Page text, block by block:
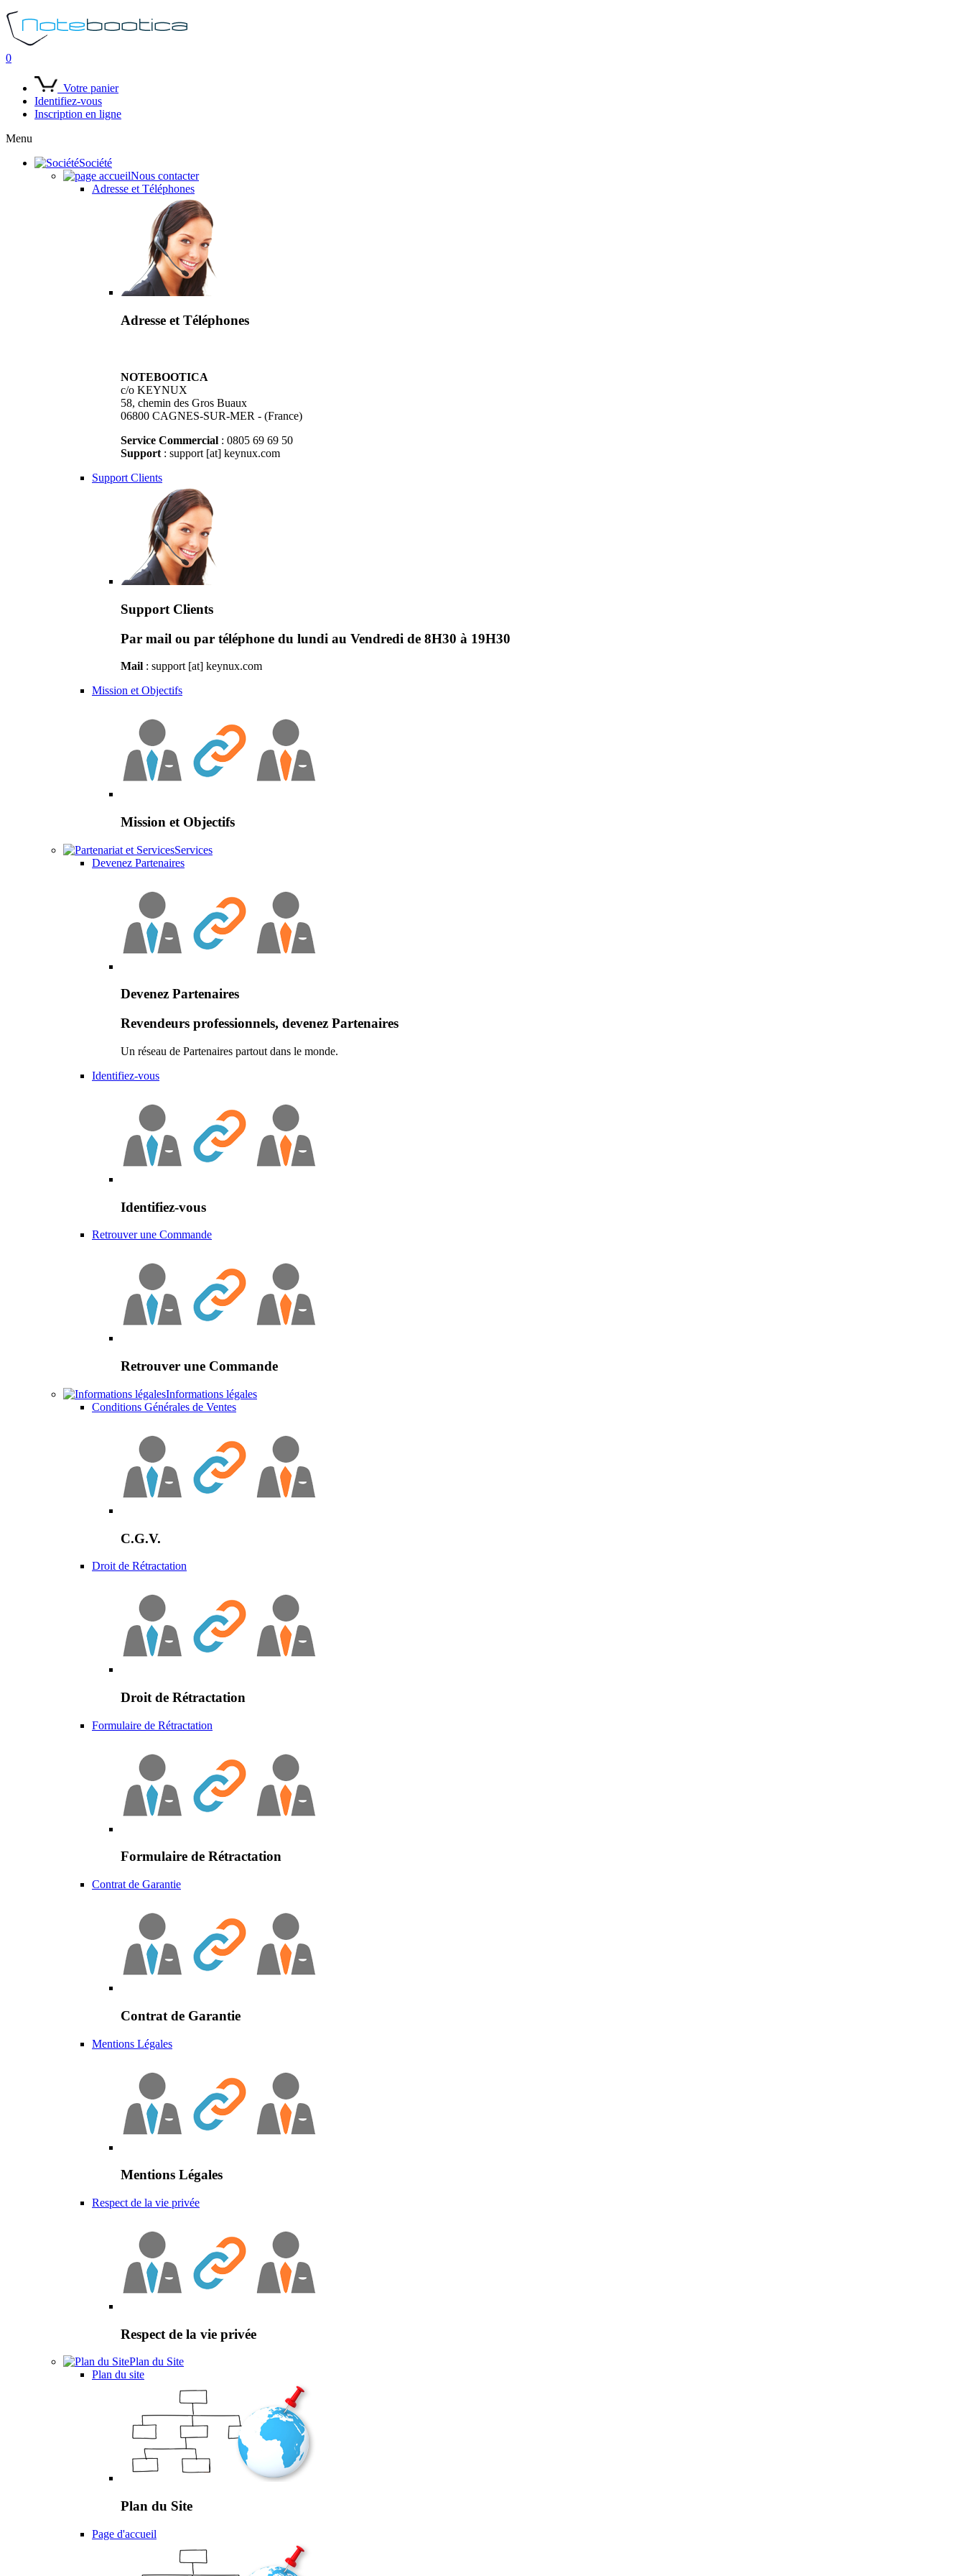
0
Votre panier
Identifiez-vous
Inscription en ligne
Menu
Société
Nous contacter
Adresse et Téléphones
Adresse et Téléphones
NOTEBOOTICA
c/o KEYNUX
58, chemin des Gros Buaux
06800 CAGNES-SUR-MER - (France)
Service Commercial : 0805 69 69 50
Support : support [at] keynux.com
Support Clients
Support Clients
Par mail ou par téléphone du lundi au Vendredi de 8H30 à 19H30
Mail : support [at] keynux.com
Mission et Objectifs
Mission et Objectifs
Services
Devenez Partenaires
Devenez Partenaires
Revendeurs professionnels, devenez Partenaires
Un réseau de Partenaires partout dans le monde.
Identifiez-vous
Identifiez-vous
Retrouver une Commande
Retrouver une Commande
Informations légales
Conditions Générales de Ventes
C.G.V.
Droit de Rétractation
Droit de Rétractation
Formulaire de Rétractation
Formulaire de Rétractation
Contrat de Garantie
Contrat de Garantie
Mentions Légales
Mentions Légales
Respect de la vie privée
Respect de la vie privée
Plan du Site
Plan du site
Plan du Site
Page d'accueil